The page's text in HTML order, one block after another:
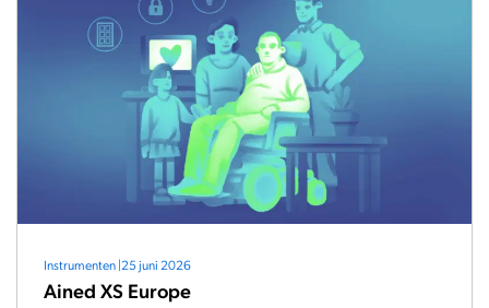
Instrumenten|25 juni 2026
Ained XS Europe